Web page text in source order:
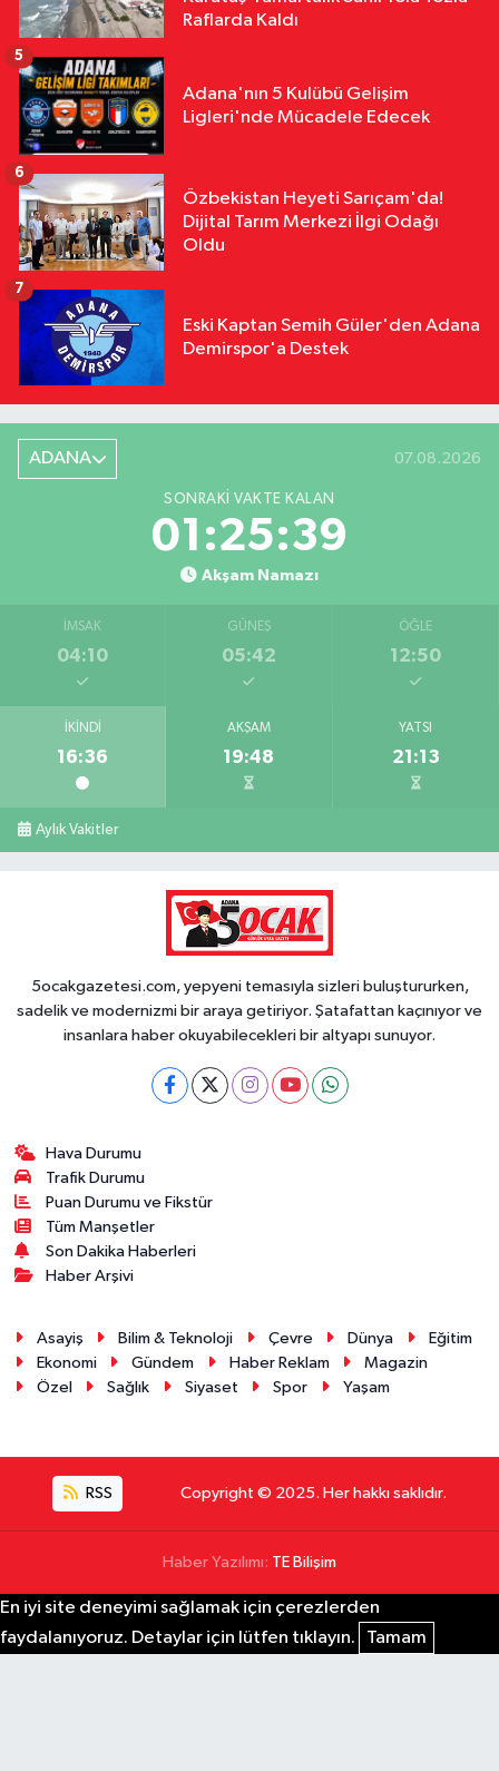
Raflarda Kaldı
Adana'nın 5 Kulübü Gelişim
Ligleri'nde Mücadele Edecek
5
Özbekistan Heyeti Sarıçam'da!
Dijital Tarım Merkezi İlgi Odağı
Oldu
6
Eski Kaptan Semih Güler'den Adana
Demirspor'a Destek
7
ADANA 07.08.2026
SONRAKI VAKTE KALAN
01:25:38
Akşam Namazı
İMSAK
04:10
GÜNEŞ
05:42
ÖĞLE
12:50
İKINDI
16:36
AKŞAM
19:48
YATSI
21:13
Aylık Vakitler
5ocakgazetesi.com, yepyeni temasıyla sizleri buluştururken,
sadelik ve modernizmi bir araya getiriyor. Şatafattan kaçınıyor ve
insanlara haber okuyabilecekleri bir altyapı sunuyor.
Hava Durumu
Trafik Durumu
Puan Durumu ve Fikstür
Tüm Manşetler
Son Dakika Haberleri
Haber Arşivi
Asayiş Bilim & Teknoloji Çevre Dünya
Eğitim
Ekonomi
Gündem Haber Reklam
Magazin
Özel
Sağlık Siyaset Spor Yaşam
RSS Copyright © 2025. Her hakkı saklıdır.
Haber Yazılımı: TE Bilişim
En iyi site deneyimi sağlamak için çerezlerden
faydalanıyoruz. Detaylar için lütfen tıklayın.
Tamam